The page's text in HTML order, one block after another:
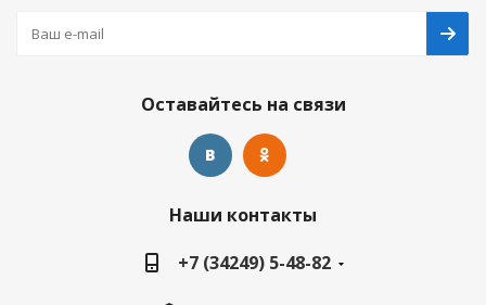
Оставайтесь на связи
Наши контакты
+7 (34249) 5-48-82